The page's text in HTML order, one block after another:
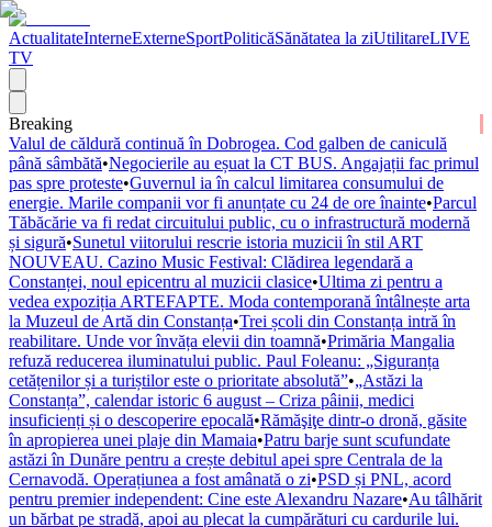
ActualitateInterneExterneSportPoliticăSănătatea la ziUtilitareLIVE
TV
Breaking
Valul de căldură continuă în Dobrogea. Cod galben de caniculă
până sâmbătă•Negocierile au eșuat la CT BUS. Angajații fac primul
pas spre proteste•Guvernul ia în calcul limitarea consumului de
energie. Marile companii vor fi anunțate cu 24 de ore înainte•Parcul
Tăbăcărie va fi redat circuitului public, cu o infrastructură modernă
și sigură•Sunetul viitorului rescrie istoria muzicii în stil ART
NOUVEAU. Cazino Music Festival: Clădirea legendară a
Constanței, noul epicentru al muzicii clasice•Ultima zi pentru a
vedea expoziția ARTEFAPTE. Moda contemporană întâlnește arta
la Muzeul de Artă din Constanța•Trei școli din Constanța intră în
reabilitare. Unde vor învăța elevii din toamnă•Primăria Mangalia
refuză reducerea iluminatului public. Paul Foleanu: „Siguranța
cetățenilor și a turiștilor este o prioritate absolută”•„Astăzi la
Constanța”, calendar istoric 6 august – Criza pâinii, medici
insuficienți și o descoperire epocală•Rămăşiţe dintr-o dronă, găsite
în apropierea unei plaje din Mamaia•Patru barje sunt scufundate
astăzi în Dunăre pentru a crește debitul apei spre Centrala de la
Cernavodă. Operațiunea a fost amânată o zi•PSD și PNL, acord
pentru premier independent: Cine este Alexandru Nazare•Au tâlhărit
un bărbat pe stradă, apoi au plecat la cumpărături cu cardurile lui.